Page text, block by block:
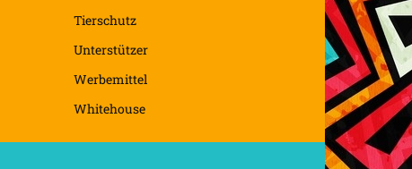
Tierschutz
Unterstützer
Werbemittel
Whitehouse